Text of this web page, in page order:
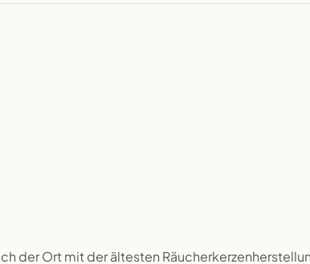
der Ort mit der ältesten